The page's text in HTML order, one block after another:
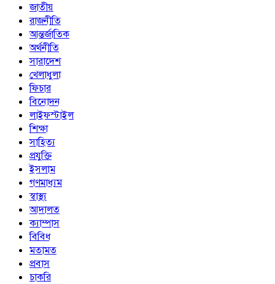
জাতীয়
রাজনীতি
আন্তর্জাতিক
অর্থনীতি
সারাদেশ
খেলাধুলা
ফিচার
বিনোদন
লাইফস্টাইল
শিক্ষা
সাহিত্য
প্রযুক্তি
ইসলাম
গণমাধ্যম
স্বাস্থ্য
আদালত
ক্যাম্পাস
বিবিধ
মতামত
প্রবাস
চাকরি